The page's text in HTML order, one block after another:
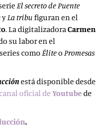
El secreto de Puente
yLa tribu figuran en el
. La digitalizadoraCarmen
su labor en el
como Éliteo Promesas
está disponible desde
oficial de Youtubede
.